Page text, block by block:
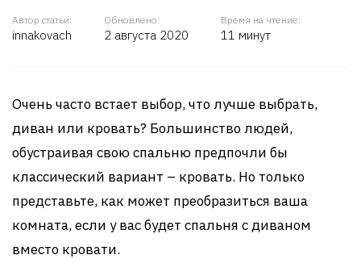
Автор статьи:
innakovach
Обновлено:
2 августа 2020
Время на чтение:
11 минут
Очень часто встает выбор, что лучше выбрать,
диван или кровать? Большинство людей,
обустраивая свою спальню предпочли бы
классический вариант – кровать. Но только
представьте, как может преобразиться ваша
комната, если у вас будет спальня с диваном
вместо кровати.